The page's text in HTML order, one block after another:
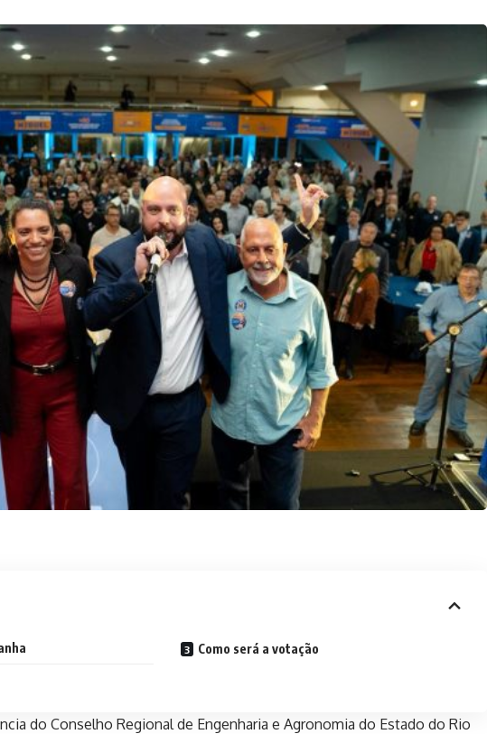
Como será a votação
do Conselho Regional de Engenharia e Agronomia do Estado do Rio